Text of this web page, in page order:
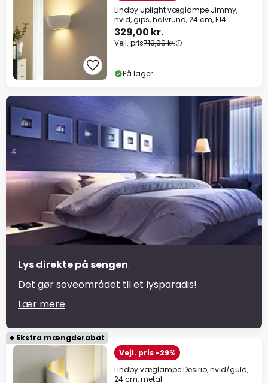
Lindby uplight væglampe Jimmy,
hvid, gips, halvrund, 24 cm, E14
329,00 kr.
Vejl. pris719,00 kr.
På lager
Lys direkte på sengen.
Det gør soveområdet til et lysparadis!
Lær mere
+ Ekstra mængderabat
Vejl. pris -29%
Lindby væglampe Desirio, hvid/guld,
24 cm, metal